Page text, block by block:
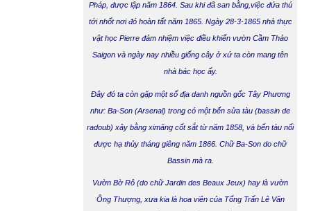
Pháp, được lập năm 1864. Sau khi đã san bằng,việc đứa thú
tới nhốt nơi đó hoàn tất năm 1865. Ngày 28-3-1865 nhà thực
vật học Pierre đảm nhiệm việc điều khiển vườn Cầm Thảo
Saigon và ngày nay nhiều giống cây ở xứ ta còn mang tên
nhà bác học ấy.
Đây đó ta còn gặp một số địa danh nguồn gốc Tây Phương
như: Ba-Son (Arsenal) trong có một bến sửa tàu (bassin de
radoub) xây bằng ximăng cốt sắt từ năm 1858, và bến tàu nổi
được hạ thủy tháng giêng năm 1866. Chữ Ba-Son do chữ
Bassin mà ra.
Vườn Bờ Rô (do chữ Jardin des Beaux Jeux) hay là vườn
Ông Thượng,xưa kia là hoa viên của Tổng Trấn Lê Văn